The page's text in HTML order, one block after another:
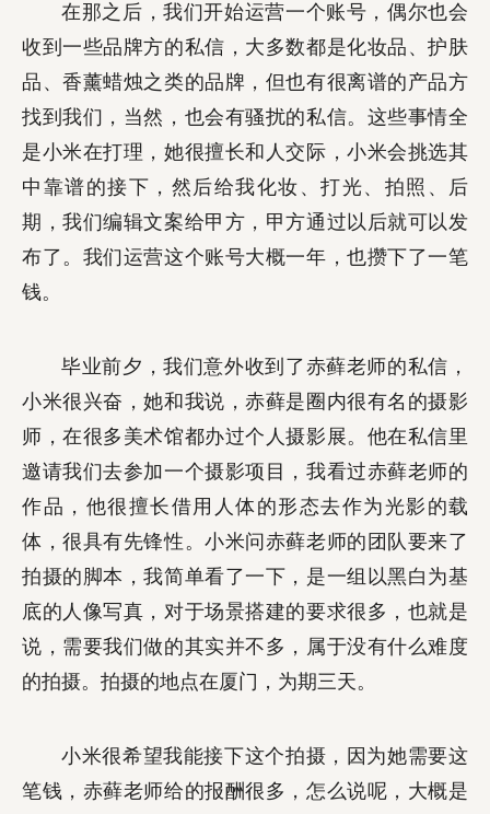
在那之后，我们开始运营一个账号，偶尔也会
收到一些品牌方的私信，大多数都是化妆品、护肤
品、香薰蜡烛之类的品牌，但也有很离谱的产品方
找到我们，当然，也会有骚扰的私信。这些事情全
是小米在打理，她很擅长和人交际，小米会挑选其
中靠谱的接下，然后给我化妆、打光、拍照、后
期，我们编辑文案给甲方，甲方通过以后就可以发
布了。我们运营这个账号大概一年，也攒下了一笔
钱。
毕业前夕，我们意外收到了赤藓老师的私信，
小米很兴奋，她和我说，赤藓是圈内很有名的摄影
师，在很多美术馆都办过个人摄影展。他在私信里
邀请我们去参加一个摄影项目，我看过赤藓老师的
作品，他很擅长借用人体的形态去作为光影的载
体，很具有先锋性。小米问赤藓老师的团队要来了
拍摄的脚本，我简单看了一下，是一组以黑白为基
底的人像写真，对于场景搭建的要求很多，也就是
说，需要我们做的其实并不多，属于没有什么难度
的拍摄。拍摄的地点在厦门，为期三天。
小米很希望我能接下这个拍摄，因为她需要这
笔钱，赤藓老师给的报酬很多，怎么说呢，大概是